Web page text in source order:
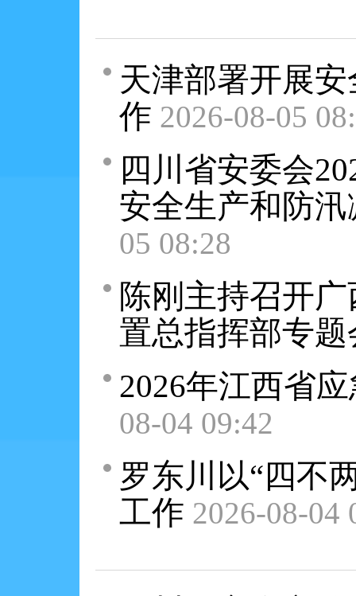
天津部署开展
作 2026-08-05
四川省安委会
安全生产和防
05 08:28
陈刚主持召开
置总指挥部专题
2026年江西省
08-04 09:42
罗东川以“四不
工作 2026-08-04